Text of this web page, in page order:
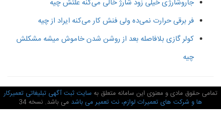
جاروشارژی خیلی زود شارژ خالی می‌کنه علتش چیه
فر برقی حرارت نمی‌ده ولی فنش کار می‌کنه ایراد از چیه
کولر گازی بلافاصله بعد از روشن شدن خاموش میشه مشکلش
چیه
حقوق مادی و معنوی این سامانه متعلق به سایت ثبت آگهی تبلیغاتی تعمیرکار
ها و شرکت های تعمیرات لوازم، نت تعمیر می باشدمی باشد. نسخه 34